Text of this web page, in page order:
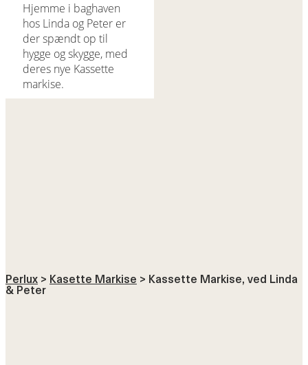
Hjemme i baghaven
hos Linda og Peter er
der spændt op til
hygge og skygge, med
deres nye Kassette
markise.
Perlux > Kasette Markise > Kassette Markise, ved Linda
& Peter